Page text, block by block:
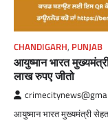
CHANDIGARH, PUNJAB
आयुष्मान भारत
लाख रुपए जीतो
आयुष्मान भारत मुख्यमंत्री